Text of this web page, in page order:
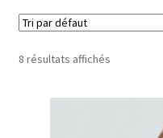
8 résultats affichés